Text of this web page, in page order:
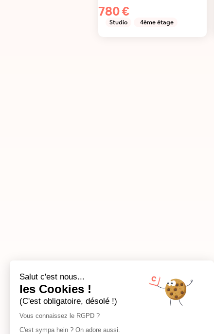
780 €
Studio 4ème étage
Salut c'est nous...
les Cookies !
(C'est obligatoire, désolé !)
Vous connaissez le RGPD ?
C'est sympa hein ? On adore aussi.